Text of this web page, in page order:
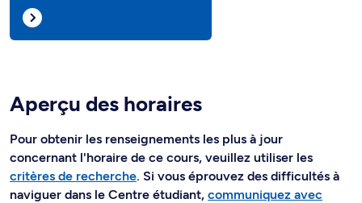
Aperçu des horaires
Pour obtenir les renseignements les plus à jour
concernant l'horaire de ce cours, veuillez utiliser les
critères de recherche. Si vous éprouvez des difficultés à
naviguer dans le Centre étudiant, communiquez avec